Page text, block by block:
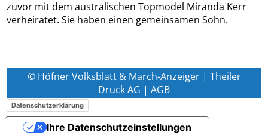
zuvor mit dem australischen Topmodel Miranda Kerr
verheiratet. Sie haben einen gemeinsamen Sohn.
© Höfner Volksblatt & March-Anzeiger | Theiler
Druck AG | AGB
Datenschutzerklärung
Ihre Datenschutzeinstellungen